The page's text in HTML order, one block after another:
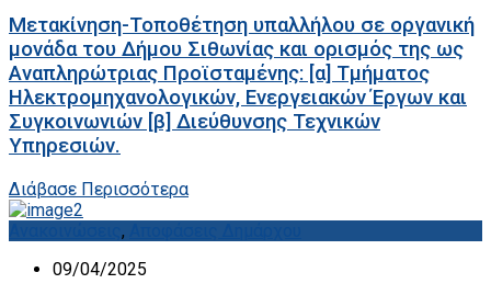
Μετακίνηση-Τοποθέτηση υπαλλήλου σε οργανική
μονάδα του Δήμου Σιθωνίας και ορισμός της ως
Αναπληρώτριας Προϊσταμένης: [α] Τμήματος
Ηλεκτρομηχανολογικών, Ενεργειακών Έργων και
Συγκοινωνιών [β] Διεύθυνσης Τεχνικών
Υπηρεσιών.
Διάβασε Περισσότερα
,
09/04/2025